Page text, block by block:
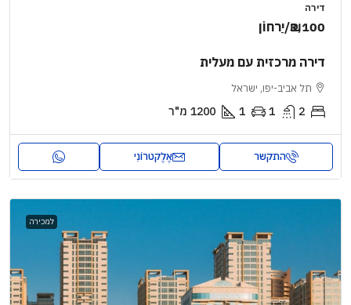
דירה
₪3,100/יַרחוֹן
דירה מרכזית עם מעלית
תל אביב-יפו, ישראל
2
1
1
1200 מ"ר
התקשר אֶלֶקטרוֹנִי
למכירה